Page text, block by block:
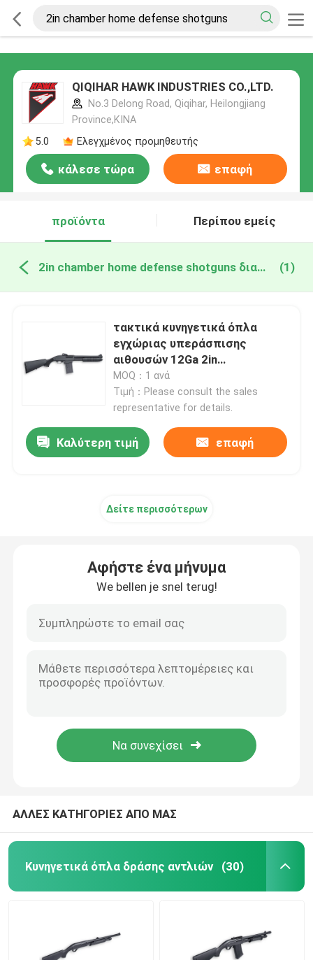
QIQIHAR HAWK INDUSTRIES CO.,LTD.
No.3 Delong Road, Qiqihar, Heilongjiang
Province,ΚΙΝΑ
5.0
Ελεγχμένος προμηθευτής
κάλεσε τώρα επαφή
προϊόντα Περίπου εμείς
2in chamber home defense shotguns διαδικτυακή κατασκευή (1)
τακτικά κυνηγετικά όπλα
εγχώριας υπεράσπισης
αιθουσών 12Ga 2in
αντιολισθητικά
MOQ：1 ανά
Τιμή：Please consult the sales
representative for details.
Καλύτερη τιμή επαφή
Δείτε περισσότερων
Αφήστε ένα μήνυμα
We bellen je snel terug!
ΑΛΛΕΣ ΚΑΤΗΓΟΡΙΕΣ ΑΠΟ ΜΑΣ
Κυνηγετικά όπλα δράσης αντλιών (30)